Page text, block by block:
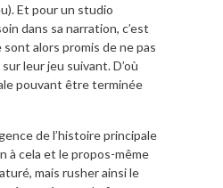
Et pour un studio
dans sa narration, c’est
alors promis de ne pas
leur jeu suivant. D’où
pouvant être terminée
de l’histoire principale
à cela et le propos-même
mais rusher ainsi le